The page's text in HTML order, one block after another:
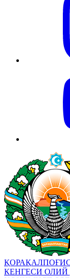
КЕНГЕСИ ОЛИЙ